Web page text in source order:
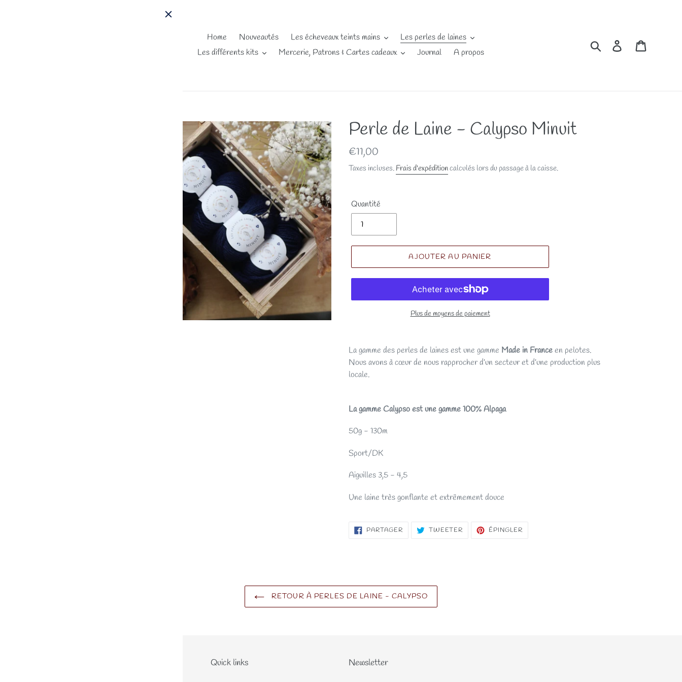
Home Nouveautés Les écheveaux teints mains
Les perles de laines
Les différents kits
Mercerie, Patrons & Cartes cadeaux Journal A propos
RechercherSe connecter
Perle de Laine - Calypso Minuit
Prix
normal
€11,00
Taxes incluses. Frais d'expéditioncalculés lors du passage à la caisse.
Quantité
AJOUTER AU PANIER
Plus de moyens de paiement
La gamme des perles de laines est une gamme Made in Franceen pelotes.
Nous avons à cœur de nous rapprocher d’un secteur et d’une production plus
locale.
La gamme Calypso est une gamme 100% Alpaga
50g - 130m
Sport/DK
Aiguilles 3,5 - 4,5
Une laine très gonflante et extrêmement douce
PARTAGERPARTAGER
SUR
TWEETER TWEETER
SUR
ÉPINGLER
SUR
RETOUR À PERLES DE LAINE - CALYPSO
Quick links Newsletter